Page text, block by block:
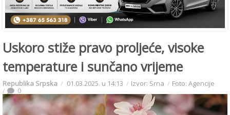
Uskoro stiže pravo proljeće, visoke
temperature i sunčano vrijeme
Republika Srpska 01.03.2025. u 14:13 Izvor: Srna Foto: Agencije
0